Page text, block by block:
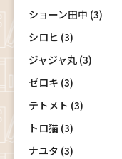
ショーン田中 (3)
シロヒ (3)
ジャジャ丸 (3)
ゼロキ (3)
テトメト (3)
トロ猫 (3)
ナユタ (3)